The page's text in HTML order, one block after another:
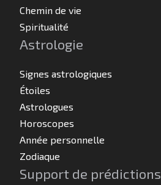
Chemin de vie
Spiritualité
Astrologie
Signes astrologiques
Étoiles
Astrologues
Horoscopes
Année personnelle
Zodiaque
Support de prédictions